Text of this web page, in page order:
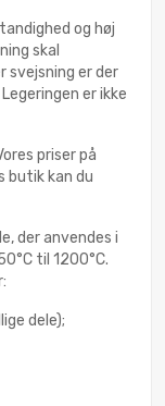
og høj
skal
svejsning er der
er ikke
priser på
butik kan du
der anvendes i
til 1200°С.
dele);